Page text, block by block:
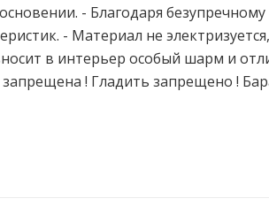
- Благодаря
- Материал не
в интерьер особый шарм и
! Гладить запрещено !